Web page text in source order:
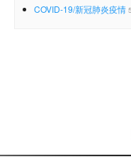
COVID-19/新冠肺炎疫情